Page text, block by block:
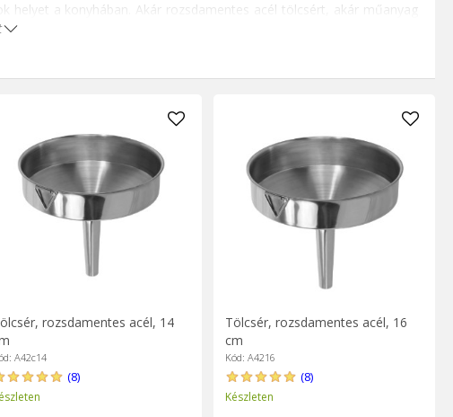
a konyhában. Akár rozsdamentes acél tölcsért, akár műanyag
magjait is megtartsa, de akkor is, ha rendkívül finom állagú
rozsdamentes acél, 14
A42c14
(8)
Tölcsér, rozsdamentes acél, 16
cm
Kód: A4216
(8)
Készleten